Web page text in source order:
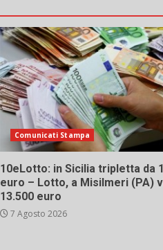
Comunicati Stampa
10eLotto: in Sicilia tripletta da
euro – Lotto, a Misilmeri (PA)
13.500 euro
7 Agosto 2026